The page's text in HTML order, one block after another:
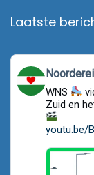
Laatste
View
post
by
Noordereiland.org
WNS
Zuid en
youtu.be/